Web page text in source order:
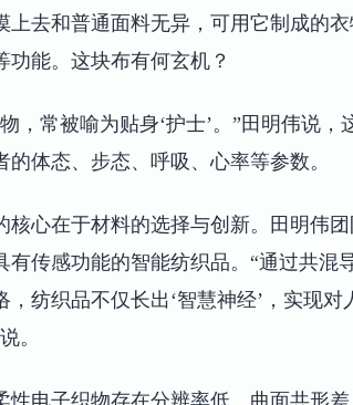
上去和普通面料无异，可用它制成的
功能。这块布有何玄机？
，常被喻为贴身‘护士’。”田明伟说
体态、步态、呼吸、心率等参数。
核心在于材料的选择与创新。田明伟
有传感功能的智能纺织品。“通过共混
，纺织品不仅长出‘智慧神经’，实现
。
性电子织物存在分辨率低、曲面共形